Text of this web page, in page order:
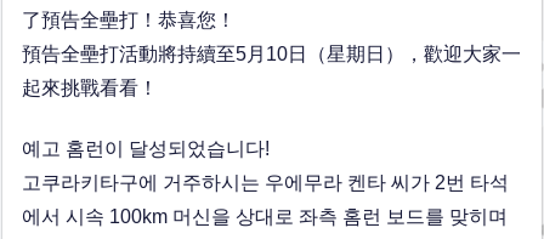
了預告全壘打！恭喜您！
預告全壘打活動將持續至5月10日（星期日），歡迎大家一
起來挑戰看看！
예고 홈런이 달성되었습니다!
고쿠라키타구에 거주하시는 우에무라 켄타 씨가 2번 타석
에서 시속 100km 머신을 상대로 좌측 홈런 보드를 맞히며